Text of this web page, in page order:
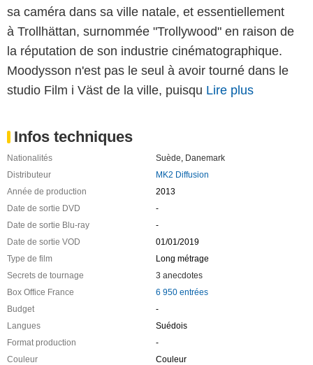
sa caméra dans sa ville natale, et essentiellement
à Trollhättan, surnommée "Trollywood" en raison de
la réputation de son industrie cinématographique.
Moodysson n'est pas le seul à avoir tourné dans le
studio Film i Väst de la ville, puisqu Lire plus
Infos techniques
Nationalités Suède Danemark
Distributeur
MK2 Diffusion
Année de production
2013
Date de sortie DVD
-
Date de sortie Blu-ray
-
Date de sortie VOD
01/01/2019
Type de film
Long métrage
Secrets de tournage
3 anecdotes
Box Office France
6 950 entrées
Budget
-
Langues
Suédois
Format production
-
Couleur
Couleur